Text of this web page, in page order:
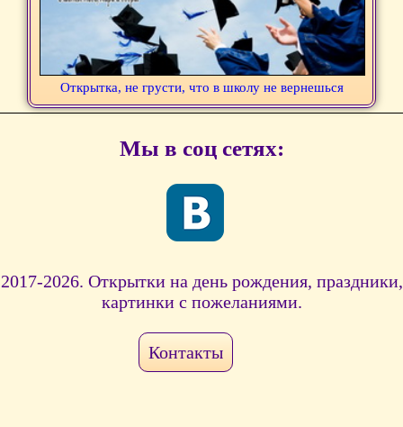
Открытка, не грусти, что в школу не вернешься
Мы в соц сетях:
2017-2026. Открытки на день рождения, праздники,
картинки с пожеланиями.
Контакты